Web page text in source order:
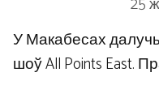
У Макабесах
шоў All Points East.